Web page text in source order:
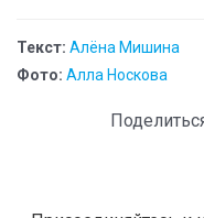
Текст: Алёна Мишина
Фото: Алла Носкова